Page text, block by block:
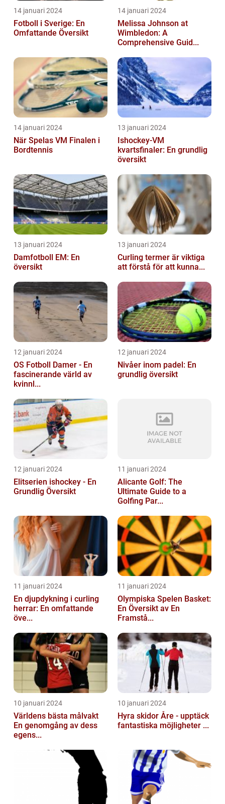
14 januari 2024
Fotboll i Sverige: En
Omfattande Översikt
14 januari 2024
Melissa Johnson at
Wimbledon: A
Comprehensive Guid...
14 januari 2024
När Spelas VM Finalen i
Bordtennis
13 januari 2024
Ishockey-VM
kvartsfinaler: En grundlig
översikt
13 januari 2024
Damfotboll EM: En
översikt
13 januari 2024
Curling termer är viktiga
att förstå för att kunna...
12 januari 2024
OS Fotboll Damer - En
fascinerande värld av
kvinnl...
12 januari 2024
Nivåer inom padel: En
grundlig översikt
12 januari 2024
Elitserien ishockey - En
Grundlig Översikt
11 januari 2024
Alicante Golf: The
Ultimate Guide to a
Golfing Par...
11 januari 2024
En djupdykning i curling
herrar: En omfattande
öve...
11 januari 2024
Olympiska Spelen Basket:
En Översikt av En
Framstå...
10 januari 2024
Världens bästa målvakt
En genomgång av dess
egens...
10 januari 2024
Hyra skidor Åre - upptäck
fantastiska möjligheter ...